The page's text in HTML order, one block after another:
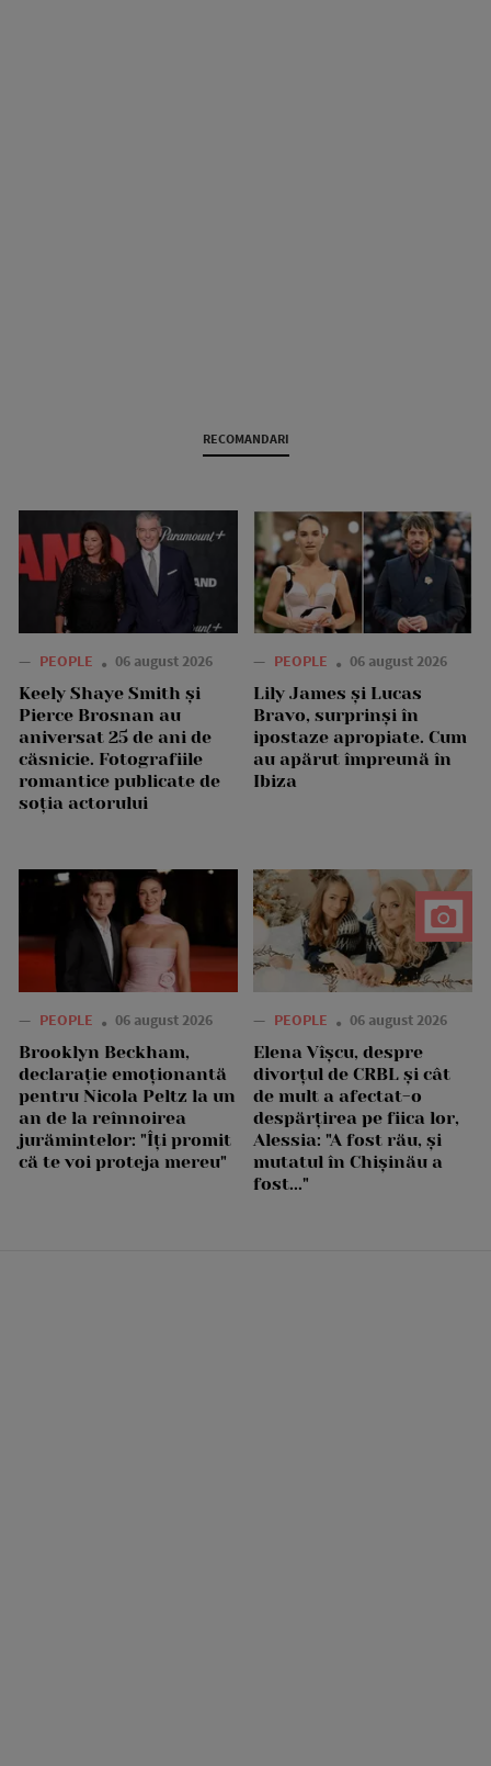
RECOMANDARI
— PEOPLE 06 august 2026
Keely Shaye Smith și
Pierce Brosnan au
aniversat 25 de ani de
căsnicie. Fotografiile
romantice publicate de
soția actorului
— PEOPLE 06 august 2026
Lily James și Lucas
Bravo, surprinși în
ipostaze apropiate. Cum
au apărut împreună în
Ibiza
— PEOPLE 06 august 2026
Brooklyn Beckham,
declarație emoționantă
pentru Nicola Peltz la un
an de la reînnoirea
jurămintelor: "Îți promit
că te voi proteja mereu"
— PEOPLE 06 august 2026
Elena Vîșcu, despre
divorțul de CRBL și cât
de mult a afectat-o
despărțirea pe fiica lor,
Alessia: "A fost rău, și
mutatul în Chișinău a
fost..."